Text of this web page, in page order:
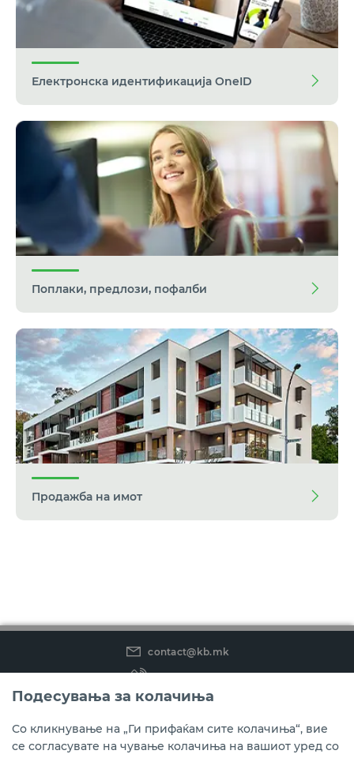
Електронска идентификација OneID
Поплаки, предлози, пофалби
Продажба на имот
contact@kb.mk
(02) 3 296 800
Instagram
LinkedIn
Youtube
Подесувања за колачиња
Со кликнување на „Ги прифаќам сите колачиња“, вие
се согласувате на чување колачиња на вашиот уред со